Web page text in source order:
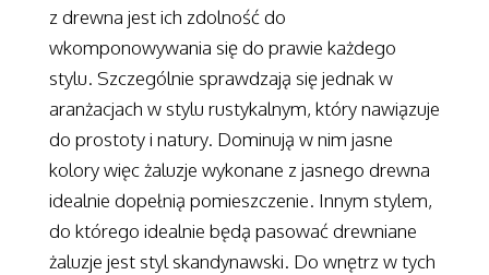
z drewna jest ich zdolność do
wkomponowywania się do prawie każdego
stylu. Szczególnie sprawdzają się jednak w
aranżacjach w stylu rustykalnym, który nawiązuje
do prostoty i natury. Dominują w nim jasne
kolory więc żaluzje wykonane z jasnego drewna
idealnie dopełnią pomieszczenie. Innym stylem,
do którego idealnie będą pasować drewniane
żaluzje jest styl skandynawski. Do wnętrz w tych